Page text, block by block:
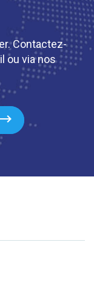
Contactez-
ou via nos